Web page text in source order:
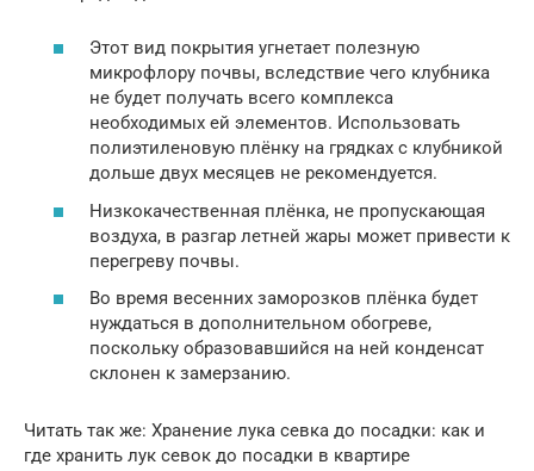
Этот вид покрытия угнетает полезную
микрофлору почвы, вследствие чего клубника
не будет получать всего комплекса
необходимых ей элементов. Использовать
полиэтиленовую плёнку на грядках с клубникой
дольше двух месяцев не рекомендуется.
Низкокачественная плёнка, не пропускающая
воздуха, в разгар летней жары может привести к
перегреву почвы.
Во время весенних заморозков плёнка будет
нуждаться в дополнительном обогреве,
поскольку образовавшийся на ней конденсат
склонен к замерзанию.
Читать так же: Хранение лука севка до посадки: как и
где хранить лук севок до посадки в квартире